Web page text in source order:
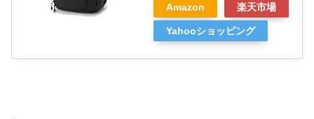
Amazon 楽天市場
Yahooショッピング